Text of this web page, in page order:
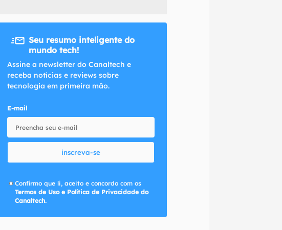
Seu resumo inteligente do
mundo tech!
Assine a newsletter do Canaltech e
receba notícias e reviews sobre
tecnologia em primeira mão.
E-mail
inscreva-se
Confirmo que li, aceito e concordo com os
Termos de Uso e Política de Privacidade do
Canaltech.